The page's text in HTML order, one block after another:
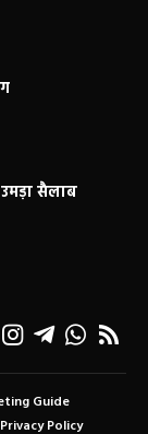
सैलाब
Guide
Privacy Policy